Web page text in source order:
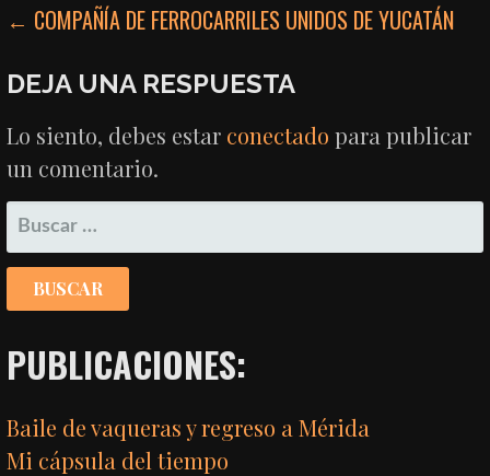
NAVEGACIÓN
DE
ENTRADAS
← COMPAÑÍA DE FERROCARRILES UNIDOS DE YUCATÁN
DEJA UNA RESPUESTA
Lo siento, debes estar conectado para publicar
un comentario.
BUSCAR:
PUBLICACIONES:
Baile de vaqueras y regreso a Mérida
Mi cápsula del tiempo